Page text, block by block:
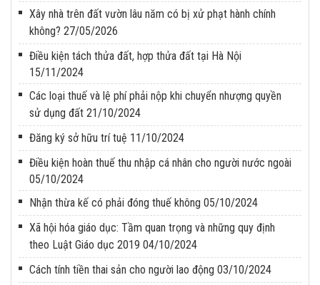
Xây nhà trên đất vườn lâu năm có bị xử phạt hành chính
không? 27/05/2026
Điều kiện tách thửa đất, hợp thửa đất tại Hà Nội
15/11/2024
Các loại thuế và lệ phí phải nộp khi chuyển nhượng quyền
sử dụng đất 21/10/2024
Đăng ký sở hữu trí tuệ 11/10/2024
Điều kiện hoàn thuế thu nhập cá nhân cho người nước ngoài
05/10/2024
Nhận thừa kế có phải đóng thuế không 05/10/2024
Xã hội hóa giáo dục: Tầm quan trọng và những quy định
theo Luật Giáo dục 2019 04/10/2024
Cách tính tiền thai sản cho người lao động 03/10/2024